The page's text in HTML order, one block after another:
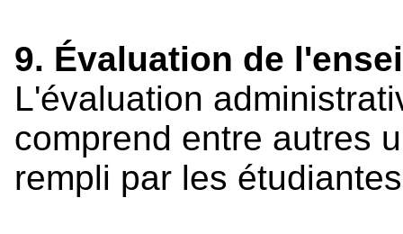
9. Évaluation de
L'évaluation
comprend entre autres
rempli par les